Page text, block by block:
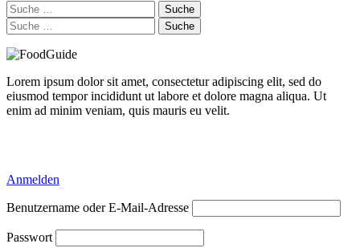
Suche
nach:
Suche
nach:
Lorem ipsum dolor sit amet, consectetur adipiscing elit, sed do
eiusmod tempor incididunt ut labore et dolore magna aliqua. Ut
enim ad minim veniam, quis mauris eu velit.
Anmelden
Benutzername oder E-Mail-Adresse
Passwort